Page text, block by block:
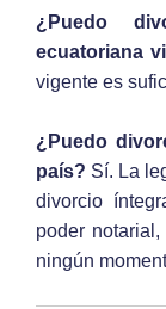
¿Puedo
ecuatoriana
vigente es
¿Puedo
país? Sí. La
divorcio
poder
ningún